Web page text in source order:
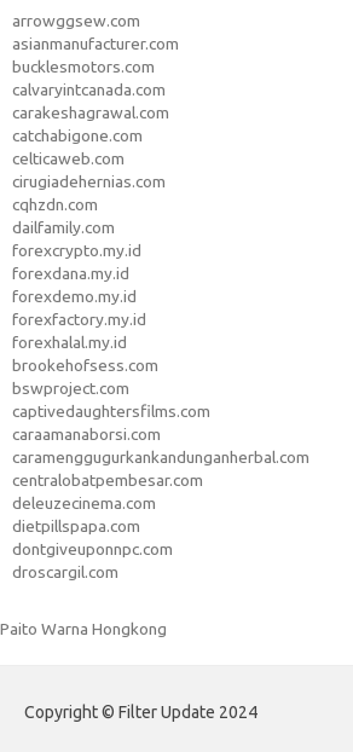
arrowggsew.com
asianmanufacturer.com
bucklesmotors.com
calvaryintcanada.com
carakeshagrawal.com
catchabigone.com
celticaweb.com
cirugiadehernias.com
cqhzdn.com
dailfamily.com
forexcrypto.my.id
forexdana.my.id
forexdemo.my.id
forexfactory.my.id
forexhalal.my.id
brookehofsess.com
bswproject.com
captivedaughtersfilms.com
caraamanaborsi.com
caramenggugurkankandunganherbal.com
centralobatpembesar.com
deleuzecinema.com
dietpillspapa.com
dontgiveuponnpc.com
droscargil.com
Paito Warna Hongkong
Copyright © Filter Update 2024